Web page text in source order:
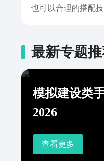
也可以合理的搭配
能让大家自由的探
最新专题
模拟建设类
2026
查看更多